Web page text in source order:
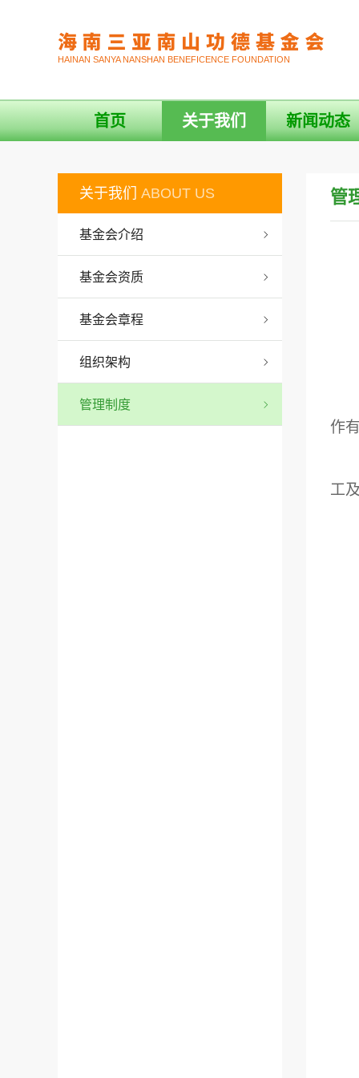
HAINAN SANYA NANSHAN BENEFICENCE FOUNDATION
首页 关于我们 新闻动态
关于我们 ABOUT US
基金会介绍
基金会资质
基金会章程
组织架构
管理制度
管
作
工